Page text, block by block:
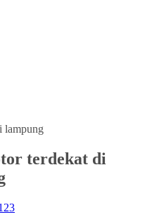
terdekat di